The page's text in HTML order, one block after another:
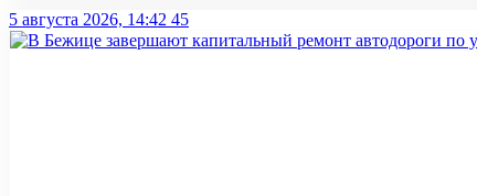
5 августа 2026, 14:42 45